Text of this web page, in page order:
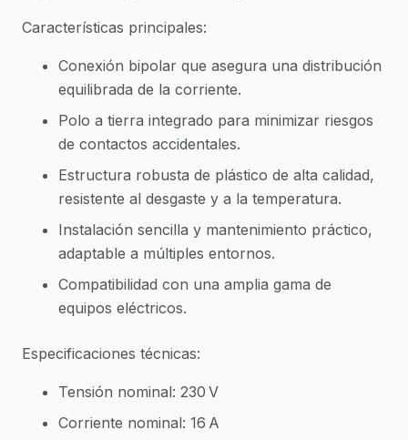
Características principales:
Conexión bipolar que asegura una distribución
equilibrada de la corriente.
Polo a tierra integrado para minimizar riesgos
de contactos accidentales.
Estructura robusta de plástico de alta calidad,
resistente al desgaste y a la temperatura.
Instalación sencilla y mantenimiento práctico,
adaptable a múltiples entornos.
Compatibilidad con una amplia gama de
equipos eléctricos.
Especificaciones técnicas:
Tensión nominal: 230 V
Corriente nominal: 16 A